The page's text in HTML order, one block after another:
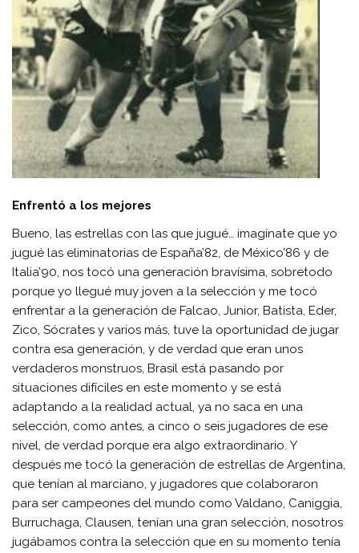
Enfrentó a los mejores
Bueno, las estrellas con las que jugué… imagínate que yo
jugué las eliminatorias de España’82, de México’86 y de
Italia’90, nos tocó una generación bravísima, sobretodo
porque yo llegué muy joven a la selección y me tocó
enfrentar a la generación de Falcao, Junior, Batista, Eder,
Zico, Sócrates y varios más, tuve la oportunidad de jugar
contra esa generación, y de verdad que eran unos
verdaderos monstruos, Brasil está pasando por
situaciones difíciles en este momento y se está
adaptando a la realidad actual, ya no saca en una
selección, como antes, a cinco o seis jugadores de ese
nivel, de verdad porque era algo extraordinario. Y
después me tocó la generación de estrellas de Argentina,
que tenían al marciano, y jugadores que colaboraron
para ser campeones del mundo como Valdano, Caniggia,
Burruchaga, Clausen, tenían una gran selección, nosotros
jugábamos contra la selección que en su momento tenía